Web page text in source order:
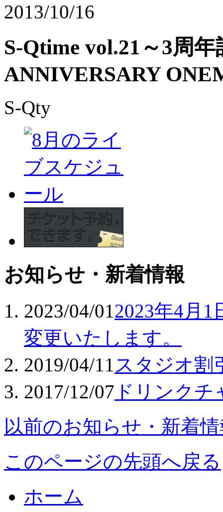
2013/10/16
S-Qtime vol.21～3周
ANNIVERSARY
S-Qty
お知らせ・新着情報
2023/04/012023年4月
変更いたします。
2019/04/11 スタジオ割
2017/12/07 ドリンク
以前のお知らせ・新着
このページの先頭へ戻る
ホーム